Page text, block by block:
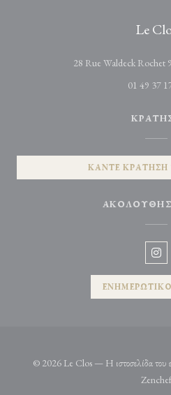
Le
28 Rue Waldeck Rochet
01 49 37
ΚΆΝΤΕ ΚΡΆΤΗΣΗ
© 2026 Le Clos — Η ιστοσελίδα του
Zenchef